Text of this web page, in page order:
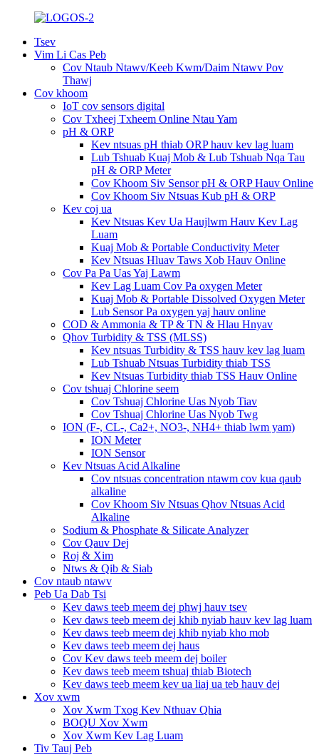
Tsev
Vim Li Cas Peb
Cov Ntaub Ntawv/Keeb Kwm/Daim Ntawv Pov
Thawj
Cov khoom
IoT cov sensors digital
Cov Txheej Txheem Online Ntau Yam
pH & ORP
Kev ntsuas pH thiab ORP hauv kev lag luam
Lub Tshuab Kuaj Mob & Lub Tshuab Nqa Tau
pH & ORP Meter
Cov Khoom Siv Sensor pH & ORP Hauv Online
Cov Khoom Siv Ntsuas Kub pH & ORP
Kev coj ua
Kev Ntsuas Kev Ua Haujlwm Hauv Kev Lag
Luam
Kuaj Mob & Portable Conductivity Meter
Kev Ntsuas Hluav Taws Xob Hauv Online
Cov Pa Pa Uas Yaj Lawm
Kev Lag Luam Cov Pa oxygen Meter
Kuaj Mob & Portable Dissolved Oxygen Meter
Lub Sensor Pa oxygen yaj hauv online
COD & Ammonia & TP & TN & Hlau Hnyav
Qhov Turbidity & TSS (MLSS)
Kev ntsuas Turbidity & TSS hauv kev lag luam
Lub Tshuab Ntsuas Turbidity thiab TSS
Kev Ntsuas Turbidity thiab TSS Hauv Online
Cov tshuaj Chlorine seem
Cov Tshuaj Chlorine Uas Nyob Tiav
Cov Tshuaj Chlorine Uas Nyob Twg
ION (F-, CL-, Ca2+, NO3-, NH4+ thiab lwm yam)
ION Meter
ION Sensor
Kev Ntsuas Acid Alkaline
Cov ntsuas concentration ntawm cov kua qaub
alkaline
Cov Khoom Siv Ntsuas Qhov Ntsuas Acid
Alkaline
Sodium & Phosphate & Silicate Analyzer
Cov Qauv Dej
Roj & Xim
Ntws & Qib & Siab
Cov ntaub ntawv
Peb Ua Dab Tsi
Kev daws teeb meem dej phwj hauv tsev
Kev daws teeb meem dej khib nyiab hauv kev lag luam
Kev daws teeb meem dej khib nyiab kho mob
Kev daws teeb meem dej haus
Cov Kev daws teeb meem dej boiler
Kev daws teeb meem tshuaj thiab Biotech
Kev daws teeb meem kev ua liaj ua teb hauv dej
Xov xwm
Xov Xwm Txog Kev Nthuav Qhia
BOQU Xov Xwm
Xov Xwm Kev Lag Luam
Tiv Tauj Peb